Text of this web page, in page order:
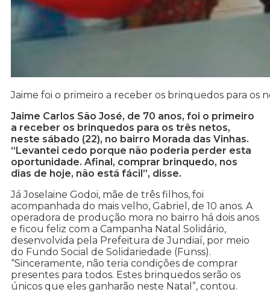
Jaime foi o primeiro a receber os brinquedos para os
Jaime Carlos São José, de 70 anos, foi o primeiro
a receber os brinquedos para os três netos,
neste sábado (22), no bairro Morada das Vinhas.
“Levantei cedo porque não poderia perder esta
oportunidade. Afinal, comprar brinquedo, nos
dias de hoje, não está fácil”, disse.
Já Joselaine Godoi, mãe de três filhos, foi
acompanhada do mais velho, Gabriel, de 10 anos. A
operadora de produção mora no bairro há dois anos
e ficou feliz com a Campanha Natal Solidário,
desenvolvida pela Prefeitura de Jundiaí, por meio
do Fundo Social de Solidariedade (Funss).
“Sinceramente, não teria condições de comprar
presentes para todos. Estes brinquedos serão os
únicos que eles ganharão neste Natal”, contou.